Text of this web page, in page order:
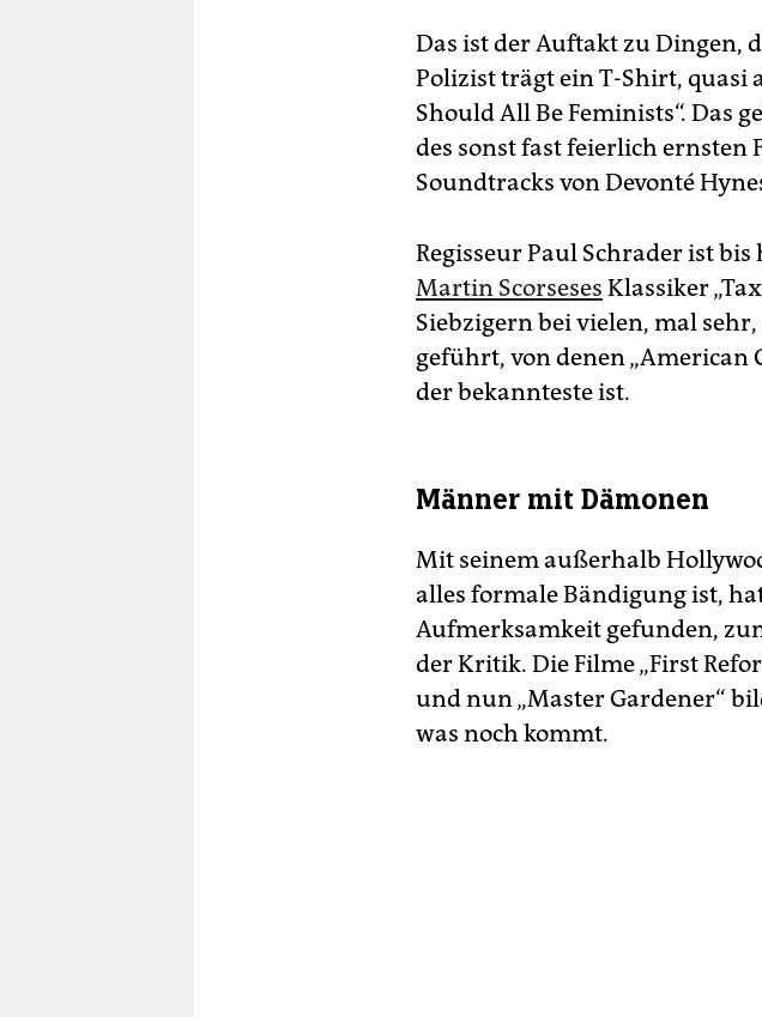
Das ist der Auftakt zu Dingen,
Polizist trägt ein T-Shirt, quasi
Should All Be Feminists“. Das
des sonst fast feierlich ernsten
Soundtracks von Devonté
Regisseur Paul Schrader ist
Martin Scorseses Klassiker
Siebzigern bei vielen, mal
geführt, von denen „American
der bekannteste ist.
Männer mit Dämonen
Mit seinem außerhalb
alles formale Bändigung ist,
Aufmerksamkeit gefunden,
der Kritik. Die Filme „First
und nun „Master Gardener“
was noch kommt.